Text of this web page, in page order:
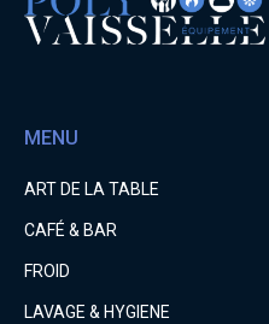
MENU
ART DE LA TABLE
CAFÉ & BAR
FROID
LAVAGE & HYGIENE